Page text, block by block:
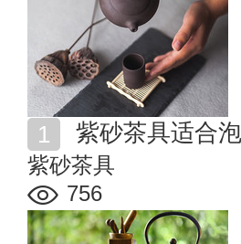
紫砂茶具适合
紫砂茶具
756